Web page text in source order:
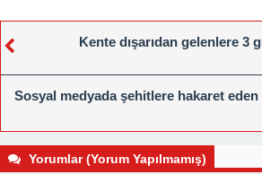
Kente dışarıdan gelenlere 3
Sosyal medyada şehitlere hakaret eden
Yorumlar (Yorum Yapılmamış)